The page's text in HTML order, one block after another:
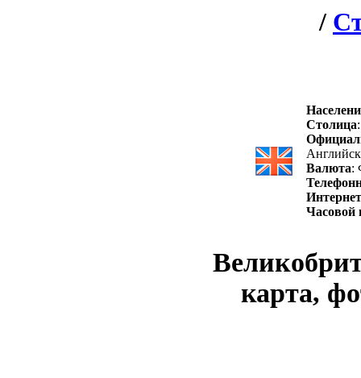
/
Столица
Валюта:
Часовой
карта,